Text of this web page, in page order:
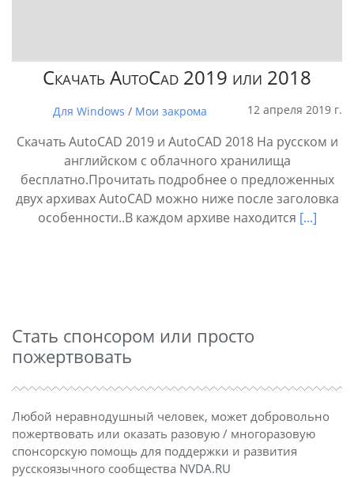
Скачать AutoCad 2019 или 2018
Для Windows / Мои закрома 12 апреля 2019 г.
Скачать AutoCAD 2019 и AutoCAD 2018 На русском и
английском с облачного хранилища
бесплатно.Прочитать подробнее о предложенных
двух архивах AutoCAD можно ниже после заголовка
особенности..В каждом архиве находится [...]
Стать спонсором или просто
пожертвовать
Любой неравнодушный человек, может добровольно
пожертвовать или оказать разовую / многоразовую
спонсорскую помощь для поддержки и развития
русскоязычного сообщества NVDA.RU